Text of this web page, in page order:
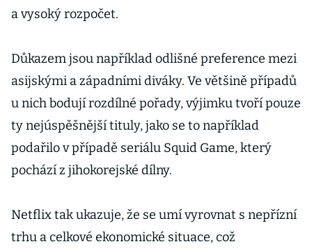
a vysoký rozpočet.
Důkazem jsou například odlišné preference mezi
asijskými a západními diváky. Ve většině případů
u nich bodují rozdílné pořady, výjimku tvoří pouze
ty nejúspěšnější tituly, jako se to například
podařilo v případě seriálu Squid Game, který
pochází z jihokorejské dílny.
Netflix tak ukazuje, že se umí vyrovnat s nepřízní
trhu a celkové ekonomické situace, což